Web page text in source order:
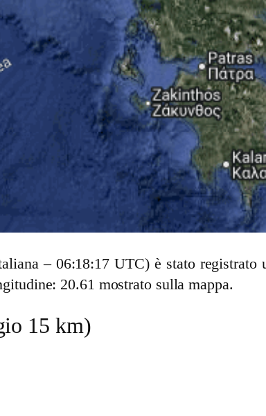
– 06:18:17 UTC) è stato
20.61 mostrato sulla mappa.
15 km)